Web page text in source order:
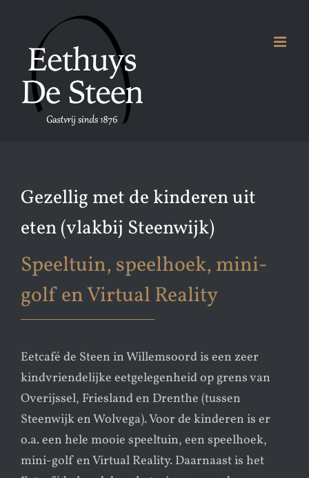
inhoud
Gezellig met de kinderen uit
eten (vlakbij Steenwijk)
Speeltuin, speelhoek, mini-
golf en Virtual Reality
Eetcafé de Steen in Willemsoord is een zeer
kindvriendelijke eetgelegenheid op grens van
Overijssel, Friesland en Drenthe (tussen
Steenwijk en Wolvega). Voor de kinderen is er
o.a. een hele mooie speeltuin, een speelhoek,
mini-golf en Virtual Reality. Daarnaast is het